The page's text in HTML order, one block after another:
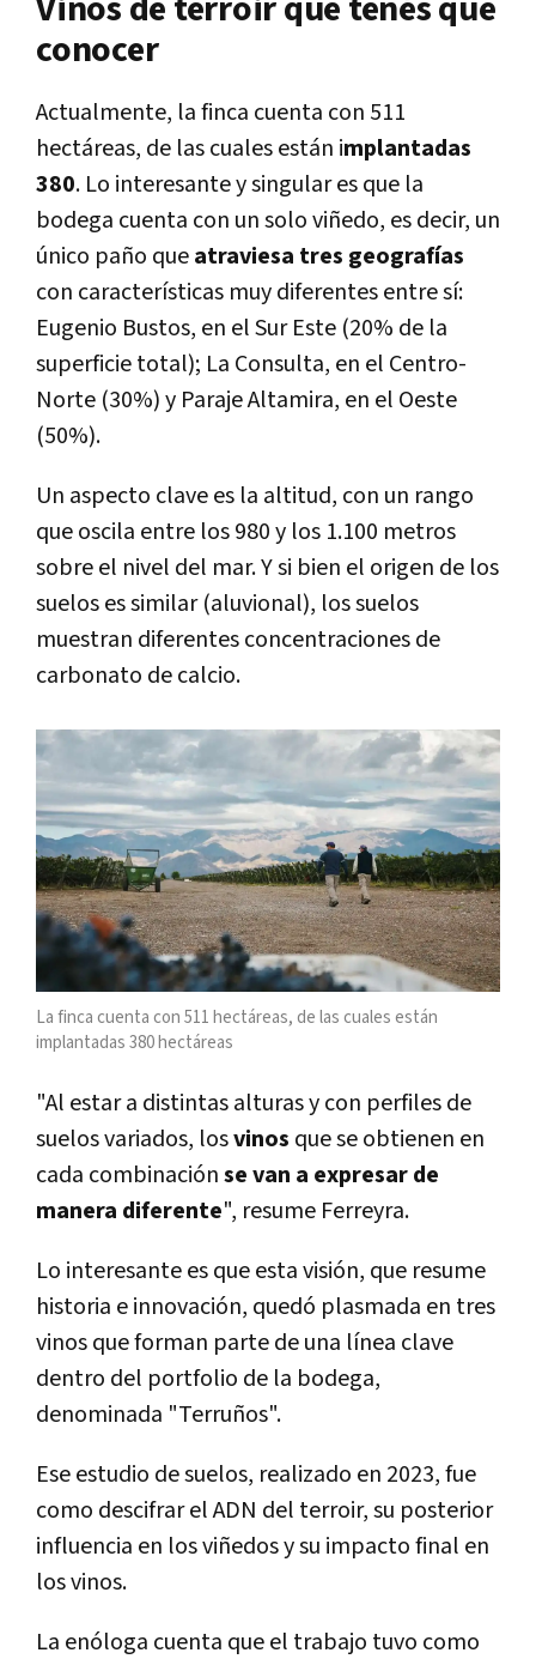
Vinos de terroir que tenés que
conocer
Actualmente, la finca cuenta con 511
hectáreas, de las cuales están implantadas
380. Lo interesante y singular es que la
bodega cuenta con un solo viñedo, es decir, un
único paño queatraviesa tres geografías
con características muy diferentes entre sí:
Eugenio Bustos, en el Sur Este (20% de la
superficie total); La Consulta, en el Centro-
Norte (30%) y Paraje Altamira, en el Oeste
(50%).
Un aspecto clave es la altitud, con un rango
que oscila entre los 980 y los 1.100 metros
sobre el nivel del mar. Y si bien el origen de los
suelos es similar (aluvional), los suelos
muestran diferentes concentraciones de
carbonato de calcio.
La finca cuenta con 511 hectáreas, de las cuales están
implantadas 380 hectáreas
"Al estar a distintas alturas y con perfiles de
suelos variados, losvinos que se obtienen en
cada combinaciónse van a expresar de
manera diferente", resume Ferreyra.
Lo interesante es que esta visión, que resume
historia e innovación, quedó plasmada en tres
vinos que forman parte de una línea clave
dentro del portfolio de la bodega,
denominada "Terruños".
Ese estudio de suelos, realizado en 2023, fue
como descifrar el ADN del terroir, su posterior
influencia en los viñedos y su impacto final en
los vinos.
La enóloga cuenta que el trabajo tuvo como